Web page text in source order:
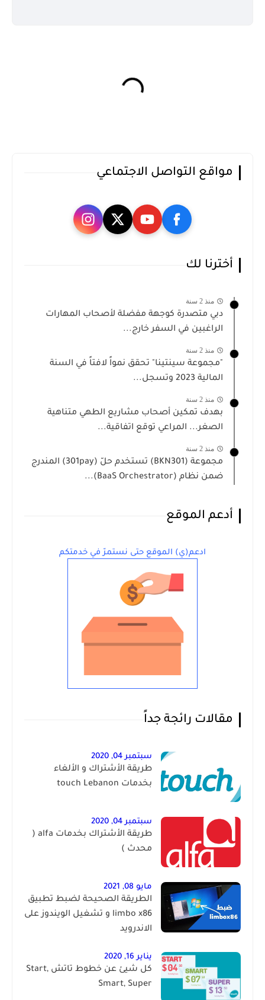
مواقع التواصل الاجتماعي
أخترنا لك
منذ 2 سنة
دبي متصدرة كوجهة مفضلة لأصحاب المهارات
الراغبين في السفر خارج...
منذ 2 سنة
"مجموعة سينتينا" تحقق نمواً لافتاً في السنة
المالية 2023 وتسجل...
منذ 2 سنة
بهدف تمكين أصحاب مشاريع الطهي متناهية
الصغر... المراعي توقع اتفاقية...
منذ 2 سنة
مجموعة (BKN301) تستخدم حلّ (301pay) المندرج
ضمن نظام (BaaS Orchestrator)...
أدعم الموقع
ادعم(ي) الموقع حتى نستمرّ في خدمتكم
مقالات رائجة جداً
سبتمبر 04, 2020
طريقة الأشتراك و الألغاء
بخدمات touch Lebanon
سبتمبر 04, 2020
طريقة الأشتراك بخدمات alfa (
محدث )
مايو 08, 2021
الطريقة الصحيحة لضبط تطبيق
limbo x86 و تشغيل الويندوز على
الاندرويد
يناير 16, 2020
كل شيئ عن خطوط تاتش Start,
Smart, Super